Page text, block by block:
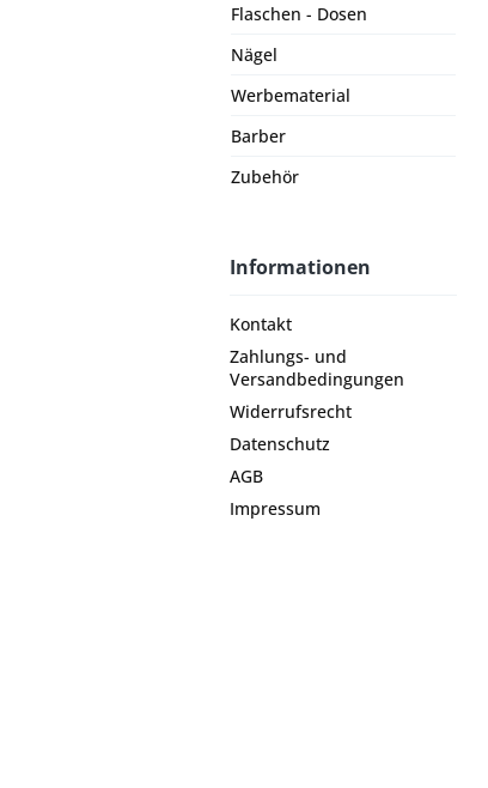
Flaschen - Dosen
Nägel
Werbematerial
Barber
Zubehör
Informationen
Kontakt
Zahlungs- und
Versandbedingungen
Widerrufsrecht
Datenschutz
AGB
Impressum